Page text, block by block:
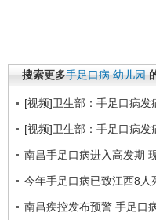
搜索更多手足口病 幼儿园
[视频]卫生部：手足口病发
[视频]卫生部：手足口病发
南昌手足口病进入高发期
今年手足口病已致江西8人
南昌疾控发布预警 手足口